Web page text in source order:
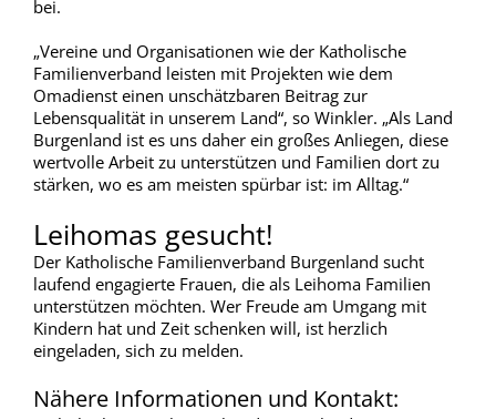
bei.
„Vereine und Organisationen wie der Katholische
Familienverband leisten mit Projekten wie dem
Omadienst einen unschätzbaren Beitrag zur
Lebensqualität in unserem Land“, so Winkler. „Als Land
Burgenland ist es uns daher ein großes Anliegen, diese
wertvolle Arbeit zu unterstützen und Familien dort zu
stärken, wo es am meisten spürbar ist: im Alltag.“
Leihomas gesucht!
Der Katholische Familienverband Burgenland sucht
laufend engagierte Frauen, die als Leihoma Familien
unterstützen möchten. Wer Freude am Umgang mit
Kindern hat und Zeit schenken will, ist herzlich
eingeladen, sich zu melden.
Nähere Informationen und Kontakt: